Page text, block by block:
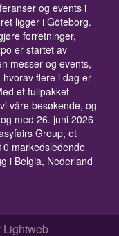
og events i
ligger i Göteborg.
forretninger,
er startet av
messer og events,
flere i dag er
et fullpakket
våre besøkende, og
med 26. juni 2026
Group, et
markedsledende
i Belgia, Nederland
Lightweb